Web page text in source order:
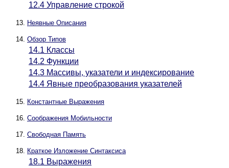
12.4 Управление строкой
Неявные Описания
Обзор Типов
14.1 Классы
14.2 Функции
14.3 Массивы, указатели и индексирование
14.4 Явные преобразования указателей
Константные Выражения
Соображения Мобильности
Свободная Память
Краткое Изложение Синтаксиса
18.1 Выражения